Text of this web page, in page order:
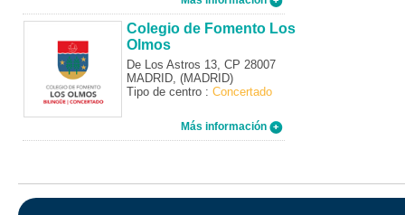
Colegio de Fomento Los
Olmos
De Los Astros 13, CP 28007
MADRID, (MADRID)
Tipo de centro : Concertado
Más información